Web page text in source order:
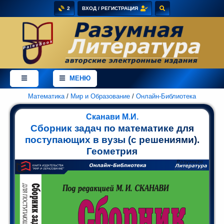
2 ВХОД / РЕГИСТРАЦИЯ
Добро
пожаловать
магазин
PaleyBook
-
"Разумная
Литература"!
Здесь
можете
электронные
версии
книг
МЕНЮ
Математика / Мир и Образование / Онлайн-Библиотека
Сканави М.И.
Сборник задач по математике для
поступающих в вузы (с решениями).
Геометрия